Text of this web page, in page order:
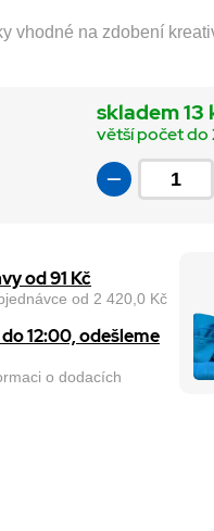
vhodné na zdobení
skladem 13
větší počet do
od 91 Kč
od 2 420,0 Kč
12:00, odešleme
o dodacích